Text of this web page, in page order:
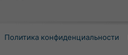
Политика конфиденциальности